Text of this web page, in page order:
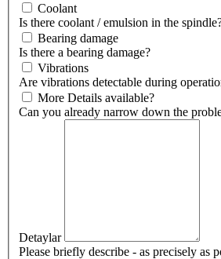
Coolant
Is there coolant / emulsion in the
Bearing damage
Is there a bearing damage?
Vibrations
Are vibrations detectable during
More Details available?
Can you already narrow down the
Detaylar
Please briefly describe - as precisely as